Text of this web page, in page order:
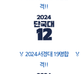
격!!
🏅 2024 서경대 19명합
격!!
🏅